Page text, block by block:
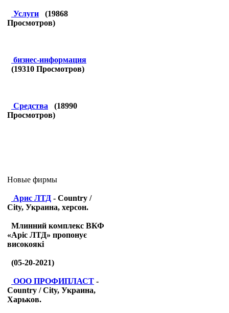
Услуги (19868
Просмотров)
бизнес-информация
(19310 Просмотров)
Средства (18990
Просмотров)
Новые фирмы
Арис ЛТД - Country /
City, Украина, херсон.
Млинний комплекс ВКФ
«Аріс ЛТД» пропонує
високоякі
(05-20-2021)
ООО ПРОФИПЛАСТ -
Country / City, Украина,
Харьков.